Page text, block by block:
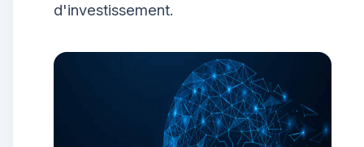
d'investissement.